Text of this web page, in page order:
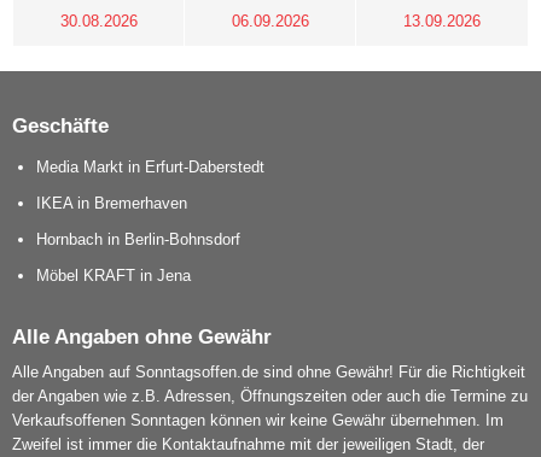
30.08.2026 06.09.2026 13.09.2026
Geschäfte
Media Markt in Erfurt-Daberstedt
IKEA in Bremerhaven
Hornbach in Berlin-Bohnsdorf
Möbel KRAFT in Jena
Alle Angaben ohne Gewähr
Alle Angaben auf Sonntagsoffen.de sind ohne Gewähr! Für die Richtigkeit
der Angaben wie z.B. Adressen, Öffnungszeiten oder auch die Termine zu
Verkaufsoffenen Sonntagen können wir keine Gewähr übernehmen. Im
Zweifel ist immer die Kontaktaufnahme mit der jeweiligen Stadt, der